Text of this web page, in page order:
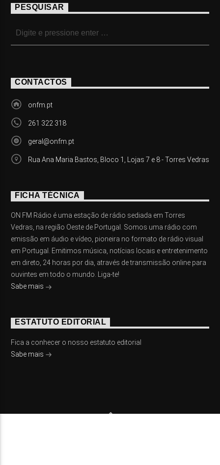
PESQUISAR
CONTACTOS
onfm.pt
261 322 318
geral@onfm.pt
Rua Ana Maria Bastos, Bloco 1, Lojas 7 e 8 - Torres Vedras
FICHA TÉCNICA
ON FM Rádio é uma estação de rádio sediada em Torres
Vedras, na região Oeste de Portugal. Somos uma rádio com
emissão em áudio e vídeo, pioneira no formato de rádio visual
em Portugal. Emitimos música, notícias locais e entretenimento
em direto, 24 horas por dia, através de transmissão online para
ouvintes em todo o mundo. Liga-te!
Sabe mais
ESTATUTO EDITORIAL
Fica a conhecer o nosso estatuto editorial
Sabe mais